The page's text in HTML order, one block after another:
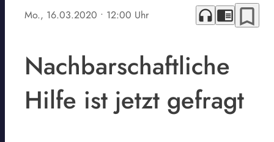
Mo., 16.03.2020 • 12:00 Uhr headphones chrome_reader_mode bookmark_border
Nachbarschaftliche
Hilfe ist jetzt gefragt